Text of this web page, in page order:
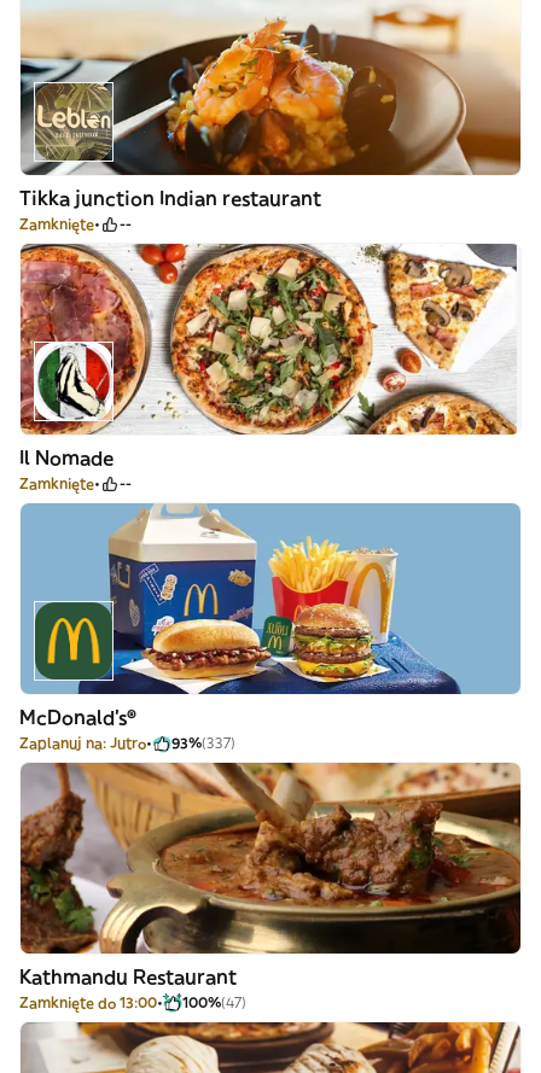
Tikka junction Indian restaurant
Zamknięte --
Il Nomade
Zamknięte --
McDonald's®
Zaplanuj na: Jutro 93%(337)
Kathmandu Restaurant
Zamknięte do 13:00 100%(47)